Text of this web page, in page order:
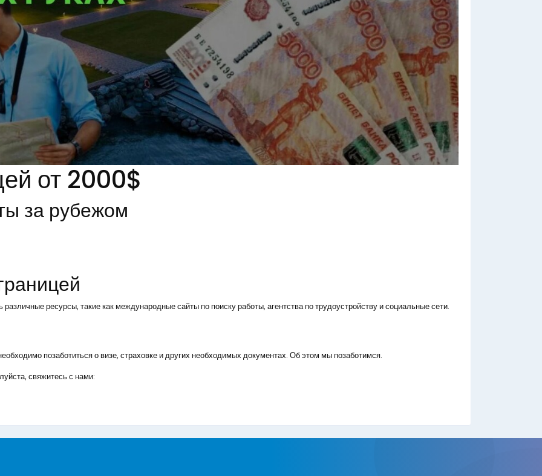
от 2000$
за рубежом
ресурсы, такие как международные сайты по поиску работы, агентства по трудоустройству и социальные сети.
позаботиться о визе, страховке и других необходимых документах. Об этом мы позаботимся.
свяжитесь с нами: